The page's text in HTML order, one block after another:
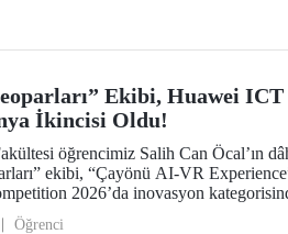
proje, TÜBİTAK 2515 –
desteklenmeye hak kazandı.
Ekibi, Huawei
İkincisi Oldu!
öğrencimiz Salih Can Öcal’ın
ekibi, “Çayönü AI-VR
2026’da inovasyon
Öğrenci